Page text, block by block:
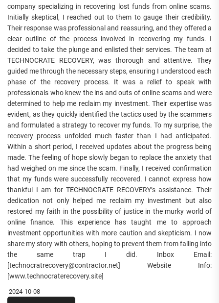
company specializing in recovering lost funds from online scams.
Initially skeptical, I reached out to them to gauge their credibility.
Their response was professional and reassuring, and they offered a
clear outline of the process involved in recovering my funds. I
decided to take the plunge and enlisted their services. The team at
TECHNOCRATE RECOVERY, was thorough and attentive. They
guided me through the necessary steps, ensuring I understood each
phase of the recovery process. It was a relief to speak with
professionals who knew the ins and outs of online scams and were
determined to help me reclaim my investment. Their expertise was
evident, as they quickly identified the tactics used by the scammers
and formulated a strategy to recover my funds. To my surprise, the
recovery process unfolded much faster than I had anticipated.
Within a short period, I received updates about the progress being
made. The feeling of hope slowly began to replace the anxiety that
had weighed on me since the scam. Finally, I received confirmation
that my funds were successfully recovered. I cannot express how
thankful I am for TECHNOCRATE RECOVERY’s assistance. Their
dedication not only helped me reclaim my investment but also
restored my faith in the possibility of justice in the murky world of
online finance. This experience has taught me to approach
investment opportunities with more caution and skepticism. I now
share my story with others, hoping to prevent them from falling into
the same trap I did. Inbox Email:
[technocratrecovery@contractor.net] Website Info:
[www.technocraterecovery.site]
2024-10-08